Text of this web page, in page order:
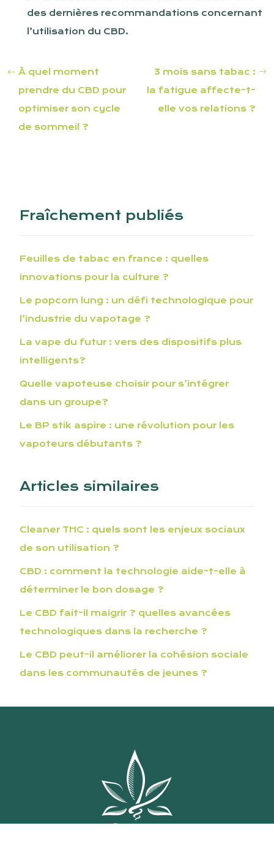
des dernières recommandations concernant
l’utilisation du CBD.
À quel moment
prendre du CBD pour
optimiser son cycle
de sommeil ?
3 mois sans tabac :
la fatigue affecte-t-
elle vos relations ?
Fraîchement publiés
Feuilles de tabac en france : quelles
innovations pour la culture ?
Le popcorn lung : un défi technologique pour
l’industrie du vapotage ?
La vape du futur : vers des dispositifs plus
intelligents?
Quelle vapoteuse choisir pour s’intégrer
dans un groupe?
Le BP stik aspire : une révolution pour les
vapoteurs débutants ?
Articles similaires
Cleaner THC : quels sont les enjeux sociaux
de son utilisation ?
CBD : comment la technologie aide-t-elle à
déterminer le bon dosage ?
Le CBD fait-il maigrir ? quelles avancées
technologiques dans la recherche ?
Le CBD peut-il améliorer la cohésion sociale
dans les communautés de jeunes ?